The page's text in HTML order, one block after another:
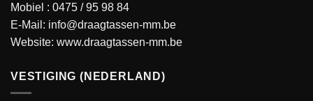
Mobiel : 0475 / 95 98 84
E-Mail: info@draagtassen-mm.be
Website: www.draagtassen-mm.be
VESTIGING (NEDERLAND)